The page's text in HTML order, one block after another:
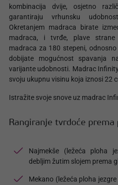
kombinacija dvije, osjetno
garantiraju vrhunsku
Okretanjem madraca birate
madraca, i tvrđe, plave strane
madraca za 180 stepeni,
dobijate mogućnost spavanja
varijante udobnosti. Madrac
svoju ukupnu visinu koja iznosi 22
Istražite svoje snove uz madrac
Rangiranje tvrdoće
Najmekše (ležeća ploha
debljim žutim slojem prema
Mekano (ležeća ploha